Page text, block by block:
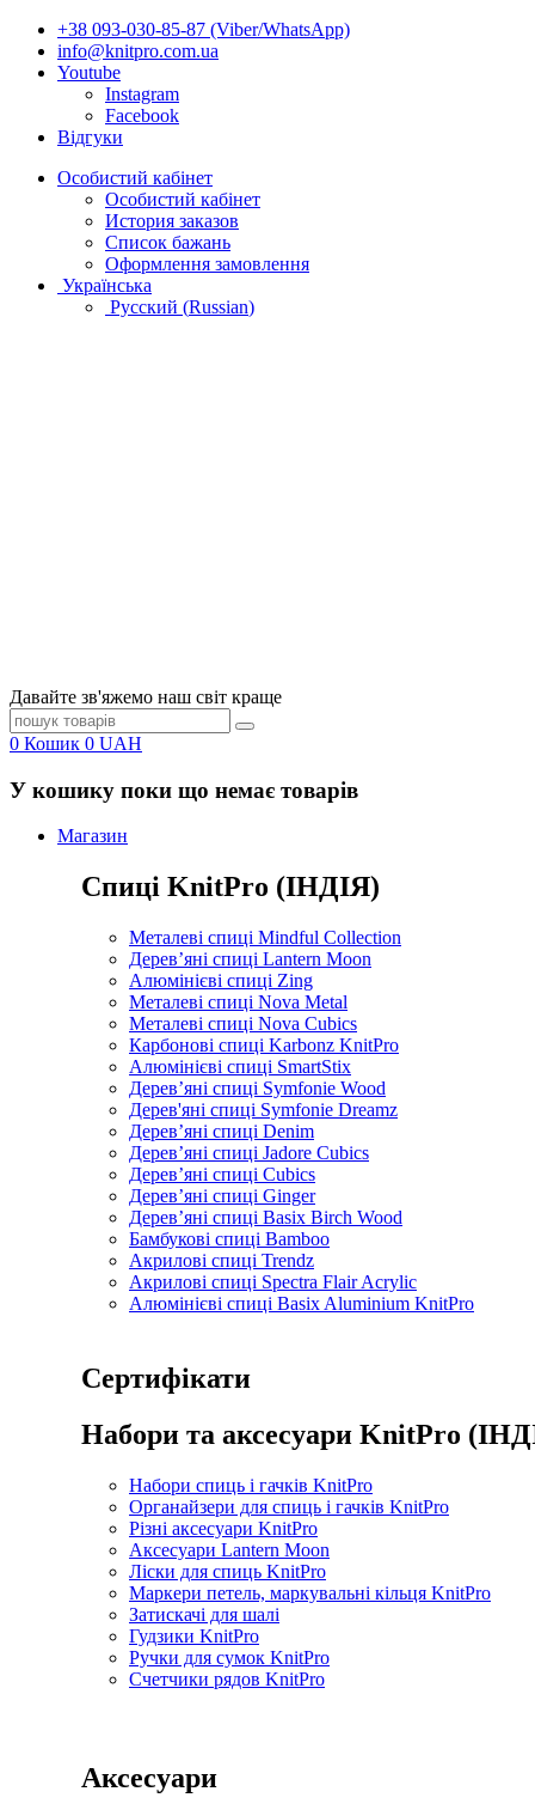
+38 093-030-85-87 (Viber/WhatsApp)
info@knitpro.com.ua
Youtube
Instagram
Facebook
Відгуки
Особистий кабінет
Особистий кабінет
История заказов
Список бажань
Оформлення замовлення
Українська
Русский (Russian)
Давайте зв'яжемо наш світ краще
0 Кошик 0 UAH
У кошику поки що немає товарів
Магазин
Спиці KnitPro (ІНДІЯ)
Металеві спиці Mindful Collection
Дерев’яні спиці Lantern Moon
Алюмінієві спиці Zing
Металеві спиці Nova Metal
Металеві спиці Nova Cubics
Карбонові спиці Karbonz KnitPro
Алюмінієві спиці SmartStix
Дерев’яні спиці Symfonie Wood
Дерев'яні спиці Symfonie Dreamz
Дерев’яні спиці Denim
Дерев’яні спиці Jadore Cubics
Дерев’яні спиці Cubics
Дерев’яні спиці Ginger
Дерев’яні спиці Basix Birch Wood
Бамбукові спиці Bamboo
Акрилові спиці Trendz
Акрилові спиці Spectra Flair Acrylic
Алюмінієві спиці Basix Aluminium KnitPro
Сертифікати
Набори та аксесуари KnitPro
Набори спиць і гачків KnitPro
Органайзери для спиць і гачків KnitPro
Різні аксесуари KnitPro
Аксесуари Lantern Moon
Ліски для спиць KnitPro
Маркери петель, маркувальні кільця KnitPro
Затискачі для шалі
Гудзики KnitPro
Ручки для сумок KnitPro
Счетчики рядов KnitPro
Аксесуари